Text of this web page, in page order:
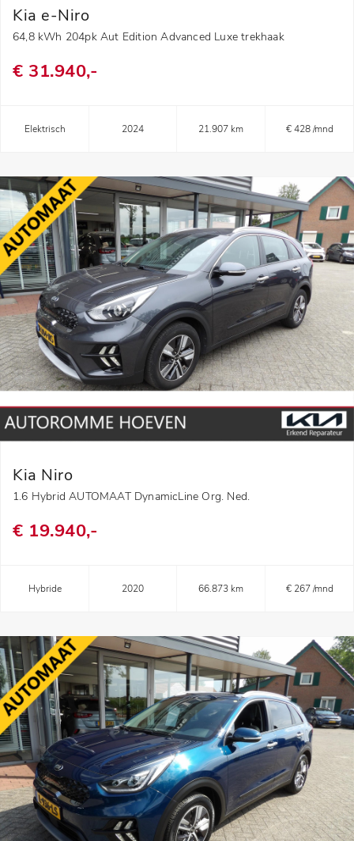
Kia e-Niro
64,8 kWh 204pk Aut Edition Advanced Luxe trekhaak
€ 31.940,-
Elektrisch 2024 21.907 km € 428 /mnd
Kia Niro
1.6 Hybrid AUTOMAAT DynamicLine Org. Ned.
€ 19.940,-
Hybride 2020 66.873 km € 267 /mnd